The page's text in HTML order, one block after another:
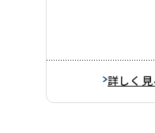
詳しく見